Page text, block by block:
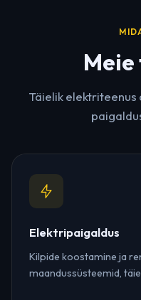
Meie
Täielik elektriteenus
Elektripaigaldus
Kilpide koostamine ja
maandussüsteemid,